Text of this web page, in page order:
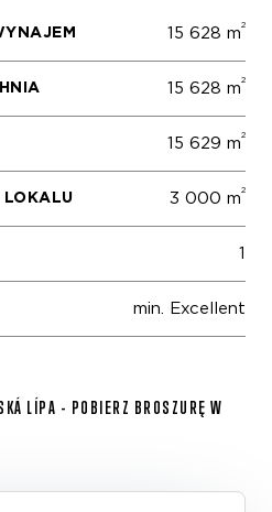
15 628 m2
15 628 m2
15 629 m2
LOKALU 3 000 m2
1
min. Excellent
LÍPA - POBIERZ BROSZURĘ W